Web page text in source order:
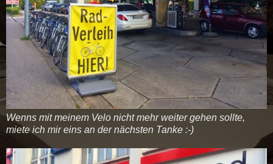
Wenns mit meinem Velo nicht mehr weiter gehen sollte,
miete ich mir eins an der nächsten Tanke :-)